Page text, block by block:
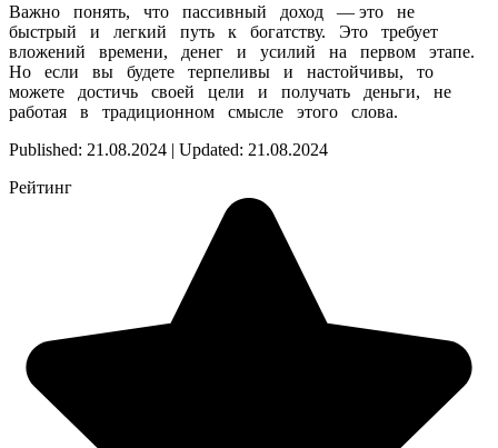
Важно понять, что пассивный доход — это не
быстрый и легкий путь к богатству. Это требует
вложений времени, денег и усилий на первом этапе.
Но если вы будете терпеливы и настойчивы, то
можете достичь своей цели и получать деньги, не
работая в традиционном смысле этого слова.
Published: 21.08.2024 | Updated: 21.08.2024
Рейтинг